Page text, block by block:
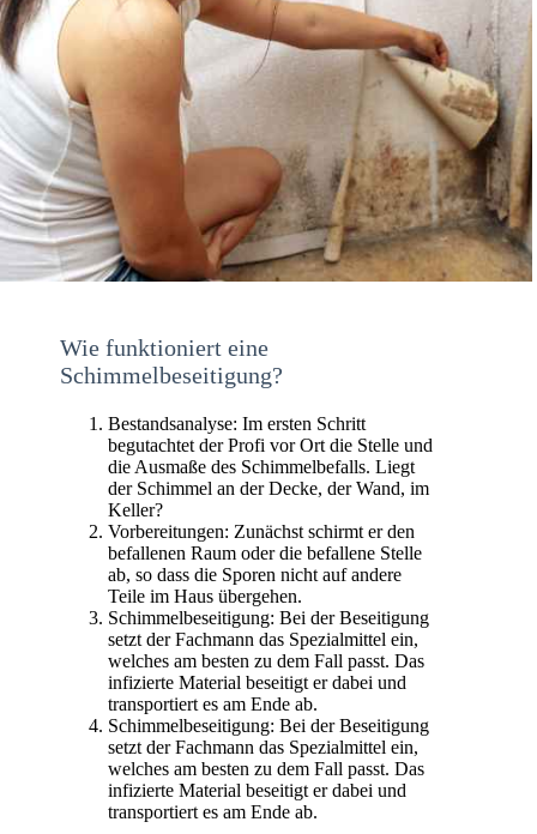
Wie funktioniert eine
Schimmelbeseitigung?
Bestandsanalyse: Im ersten Schritt
begutachtet der Profi vor Ort die Stelle und
die Ausmaße des Schimmelbefalls. Liegt
der Schimmel an der Decke, der Wand, im
Keller?
Vorbereitungen: Zunächst schirmt er den
befallenen Raum oder die befallene Stelle
ab, so dass die Sporen nicht auf andere
Teile im Haus übergehen.
Schimmelbeseitigung: Bei der Beseitigung
setzt der Fachmann das Spezialmittel ein,
welches am besten zu dem Fall passt. Das
infizierte Material beseitigt er dabei und
transportiert es am Ende ab.
Schimmelbeseitigung: Bei der Beseitigung
setzt der Fachmann das Spezialmittel ein,
welches am besten zu dem Fall passt. Das
infizierte Material beseitigt er dabei und
transportiert es am Ende ab.